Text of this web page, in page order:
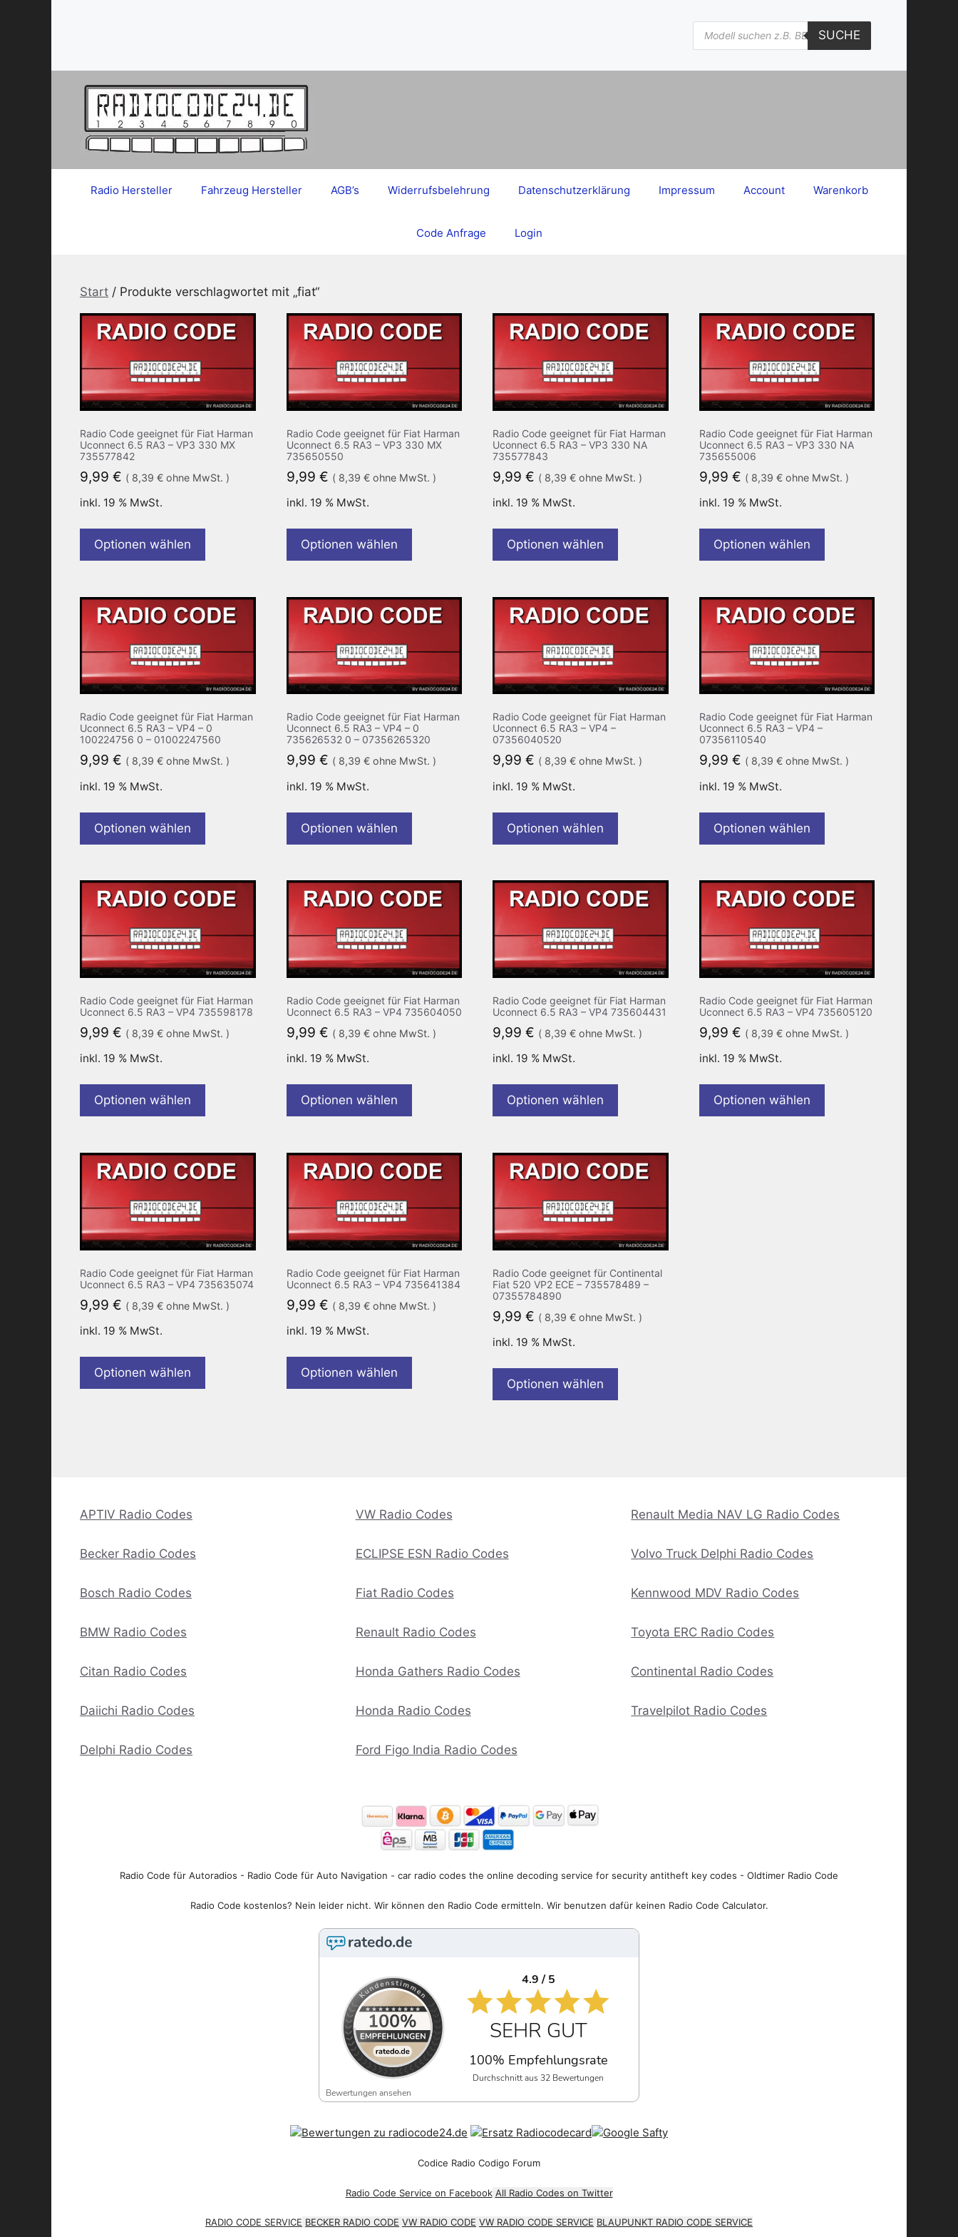
Products
search
SUCHE
Radio Hersteller Fahrzeug Hersteller AGB’s Widerrufsbelehrung Datenschutzerklärung Impressum Account Warenkorb
Code Anfrage Login
Start / Produkte verschlagwortet mit „fiat“
Radio Code geeignet für Fiat Harman
Uconnect 6.5 RA3 – VP3 330 MX
735577842
9,99 € ( 8,39 € ohne MwSt. )
inkl. 19 % MwSt.
Optionen wählen
Radio Code geeignet für Fiat Harman
Uconnect 6.5 RA3 – VP3 330 MX
735650550
9,99 € ( 8,39 €ohne MwSt. )
inkl. 19 % MwSt.
Optionen wählen
Radio Code geeignet für Fiat Harman
Uconnect 6.5 RA3 – VP3 330 NA
735577843
9,99 € ( 8,39 € ohne MwSt. )
inkl. 19 % MwSt.
Optionen wählen
Radio Code geeignet für Fiat Harman
Uconnect 6.5 RA3 – VP3 330 NA
735655006
9,99 € ( 8,39 €ohne MwSt. )
inkl. 19 % MwSt.
Optionen wählen
Radio Code geeignet für Fiat Harman
Uconnect 6.5 RA3 – VP4 – 0
100224756 0 – 01002247560
9,99 € ( 8,39 € ohne MwSt. )
inkl. 19 % MwSt.
Optionen wählen
Radio Code geeignet für Fiat Harman
Uconnect 6.5 RA3 – VP4 – 0
735626532 0 – 07356265320
9,99 € ( 8,39 €ohne MwSt. )
inkl. 19 % MwSt.
Optionen wählen
Radio Code geeignet für Fiat Harman
Uconnect 6.5 RA3 – VP4 –
07356040520
9,99 € ( 8,39 € ohne MwSt. )
inkl. 19 % MwSt.
Optionen wählen
Radio Code geeignet für Fiat Harman
Uconnect 6.5 RA3 – VP4 –
07356110540
9,99 € ( 8,39 €ohne MwSt. )
inkl. 19 % MwSt.
Optionen wählen
Radio Code geeignet für Fiat Harman
Uconnect 6.5 RA3 – VP4 735598178
9,99 € ( 8,39 € ohne MwSt. )
inkl. 19 % MwSt.
Optionen wählen
Radio Code geeignet für Fiat Harman
Uconnect 6.5 RA3 – VP4 735604050
9,99 € ( 8,39 €ohne MwSt. )
inkl. 19 % MwSt.
Optionen wählen
Radio Code geeignet für Fiat Harman
Uconnect 6.5 RA3 – VP4 735604431
9,99 € ( 8,39 € ohne MwSt. )
inkl. 19 % MwSt.
Optionen wählen
Radio Code geeignet für Fiat Harman
Uconnect 6.5 RA3 – VP4 735605120
9,99 € ( 8,39 €ohne MwSt. )
inkl. 19 % MwSt.
Optionen wählen
Radio Code geeignet für Fiat Harman
Uconnect 6.5 RA3 – VP4 735635074
9,99 € ( 8,39 € ohne MwSt. )
inkl. 19 % MwSt.
Optionen wählen
Radio Code geeignet für Fiat Harman
Uconnect 6.5 RA3 – VP4 735641384
9,99 € ( 8,39 €ohne MwSt. )
inkl. 19 % MwSt.
Optionen wählen
Radio Code geeignet für Continental
Fiat 520 VP2 ECE – 735578489 –
07355784890
9,99 € ( 8,39 € ohne MwSt. )
inkl. 19 % MwSt.
Optionen wählen
APTIV Radio Codes
Becker Radio Codes
Bosch Radio Codes
BMW Radio Codes
Citan Radio Codes
Daiichi Radio Codes
Delphi Radio Codes
VW Radio Codes
ECLIPSE ESN Radio Codes
Fiat Radio Codes
Renault Radio Codes
Honda Gathers Radio Codes
Honda Radio Codes
Ford Figo India Radio Codes
Renault Media NAV LG Radio Codes
Volvo Truck Delphi Radio Codes
Kennwood MDV Radio Codes
Toyota ERC Radio Codes
Continental Radio Codes
Travelpilot Radio Codes
Radio Code für Autoradios - Radio Code für Auto Navigation - car radio codes the online decoding service for security antitheft key codes - Oldtimer Radio Code
Radio Code kostenlos? Nein leider nicht. Wir können den Radio Code ermitteln. Wir benutzen dafür keinen Radio Code Calculator.
4.9 / 5
SEHR GUT
100% Empfehlungsrate
Durchschnitt aus 32 Bewertungen
Bewertungen ansehen
Codice Radio Codigo Forum
Radio Code Service on Facebook All Radio Codes on Twitter
RADIO CODE SERVICE BECKER RADIO CODE VW RADIO CODE VW RADIO CODE SERVICE BLAUPUNKT RADIO CODE SERVICE